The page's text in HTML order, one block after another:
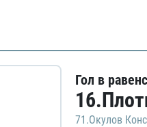
Гол в
71.Окулов